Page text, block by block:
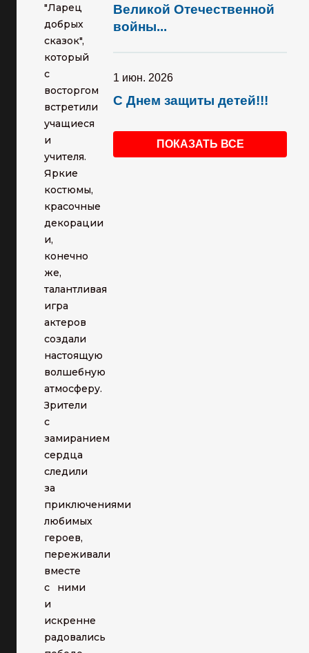
"Ларец
добрых
сказок",
который
с
восторгом
встретили
учащиеся
и
учителя.
Яркие
костюмы,
красочные
декорации
и,
конечно
же,
талантливая
игра
актеров
создали
настоящую
волшебную
атмосферу.
Зрители
с
замиранием
сердца
следили
за
приключениями
любимых
героев,
переживали
вместе
с ними
и
искренне
радовались
Великой Отечественной
войны...
1 июн. 2026
С Днем защиты детей!!!
ПОКАЗАТЬ ВСЕ